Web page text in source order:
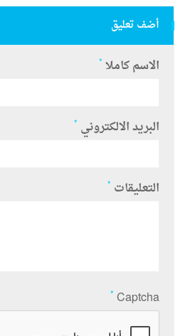
أضف تعليق
الاسم كاملا *
البريد الالكتروني *
التعليقات *
Captcha
*